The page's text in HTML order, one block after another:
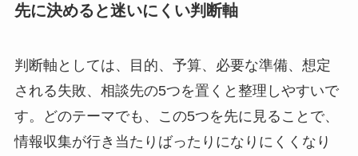
先に決めると迷いにくい判断軸
判断軸としては、目的、予算、必要な準備、想定
される失敗、相談先の5つを置くと整理しやすいで
す。どのテーマでも、この5つを先に見ることで、
情報収集が行き当たりばったりになりにくくなり